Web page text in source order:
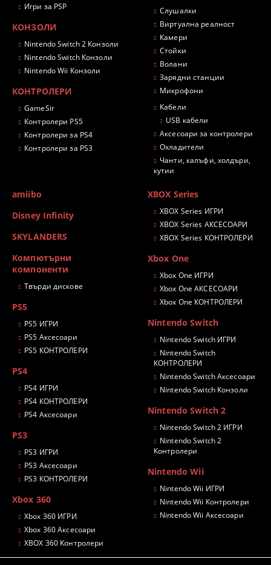
Игри за PSP
КОНЗОЛИ
Nintendo Switch 2 Конзоли
Nintendo Switch Конзоли
Nintendo Wii Конзоли
КОНТРОЛЕРИ
GameSir
Контролери PS5
Контролери за PS4
Контролери за PS3
Слушалки
Виртуална реалност
Камери
Стойки
Волани
Зарядни станции
Микрофони
Кабели
USB кабели
Аксесоари за контролери
Охладители
Чанти, калъфи, холдъри,
кутии
amiibo
Disney Infinity
SKYLANDERS
Компютърни
компоненти
Твърди дискове
PS5
PS5 ИГРИ
PS5 Аксесоари
PS5 КОНТРОЛЕРИ
PS4
PS4 ИГРИ
PS4 КОНТРОЛЕРИ
PS4 Аксесоари
PS3
PS3 ИГРИ
PS3 Аксесоари
PS3 КОНТРОЛЕРИ
Xbox 360
Xbox 360 ИГРИ
Xbox 360 Аксесоари
XBOX 360 Контролери
XBOX Series
XBOX Series ИГРИ
XBOX Series АКСЕСОАРИ
XBOX Series КОНТРОЛЕРИ
Xbox One
Xbox One ИГРИ
Xbox One АКСЕСОАРИ
Xbox One КОНТРОЛЕРИ
Nintendo Switch
Nintendo Switch ИГРИ
Nintendo Switch
КОНТРОЛЕРИ
Nintendo Switch Аксесоари
Nintendo Switch Конзоли
Nintendo Switch 2
Nintendo Switch 2 ИГРИ
Nintendo Switch 2
Контролери
Nintendo Wii
Nintendo Wii ИГРИ
Nintendo Wii Контролери
Nintendo Wii Аксесоари